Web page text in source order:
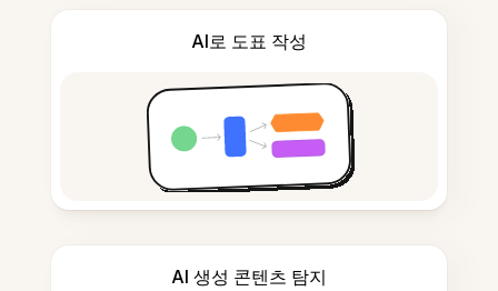
AI로 도표 작성
AI 생성 콘텐츠 탐지